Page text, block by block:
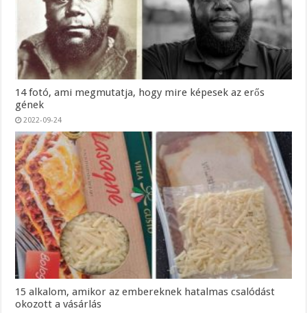
14 fotó, ami megmutatja, hogy mire képesek az erős
gének
2022-09-24
15 alkalom, amikor az embereknek hatalmas csalódást
okozott a vásárlás